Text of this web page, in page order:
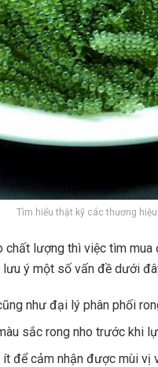
Tìm hiểu thật kỹ các thương hiệu
lượng thì việc tìm mua
ý một số vấn đề dưới
như đại lý phân phối
sắc rong nho trước khi
ít để cảm nhận được mùi